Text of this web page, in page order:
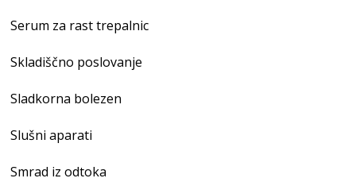
Serum za rast trepalnic
Skladiščno poslovanje
Sladkorna bolezen
Slušni aparati
Smrad iz odtoka